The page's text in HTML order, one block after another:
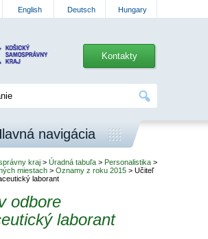
English Deutsch Hungary
Kontakty
navigácia
kraj > Úradná tabuľa > Personalistika >
miestach > Oznamy z roku 2015 > Učiteľ
laborant
odbore
laborant